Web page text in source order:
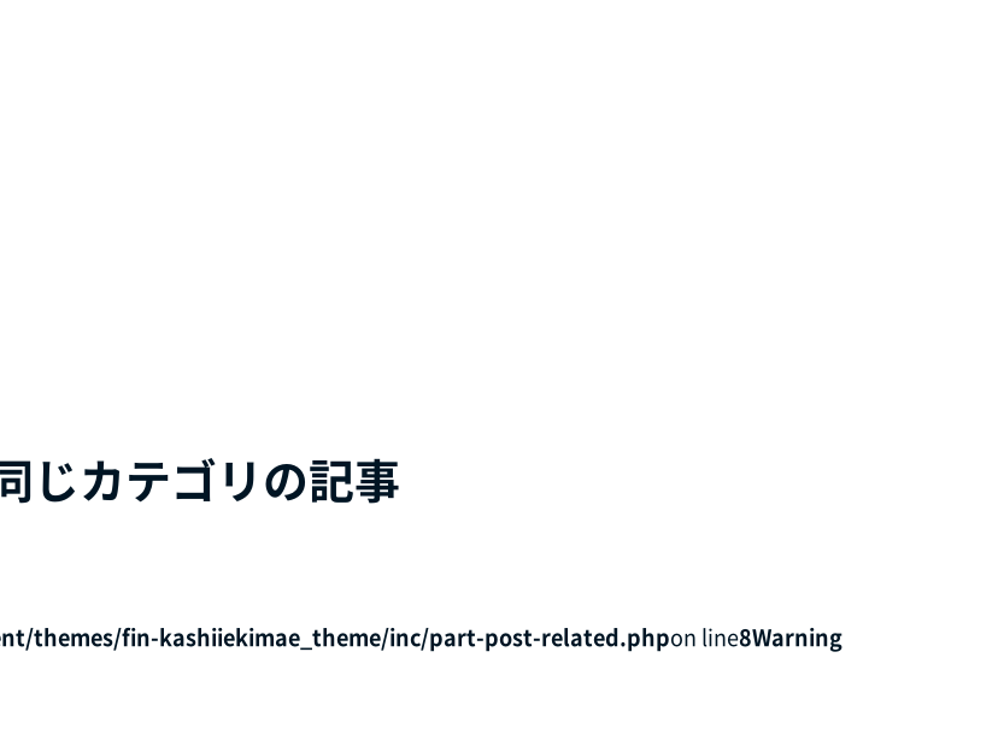
じカテゴリの記事
themes/fin-kashiiekimae_theme/inc/part-post-related.phpon line8Warning